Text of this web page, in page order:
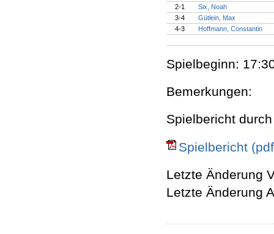
2-1
Six, Noah
3-4
Gütlein, Max
4-3
Hoffmann, Constantin
Spielbeginn:
Bemerkungen:
Spielbericht
Spielbericht
Letzte Änderung
Letzte Änderung